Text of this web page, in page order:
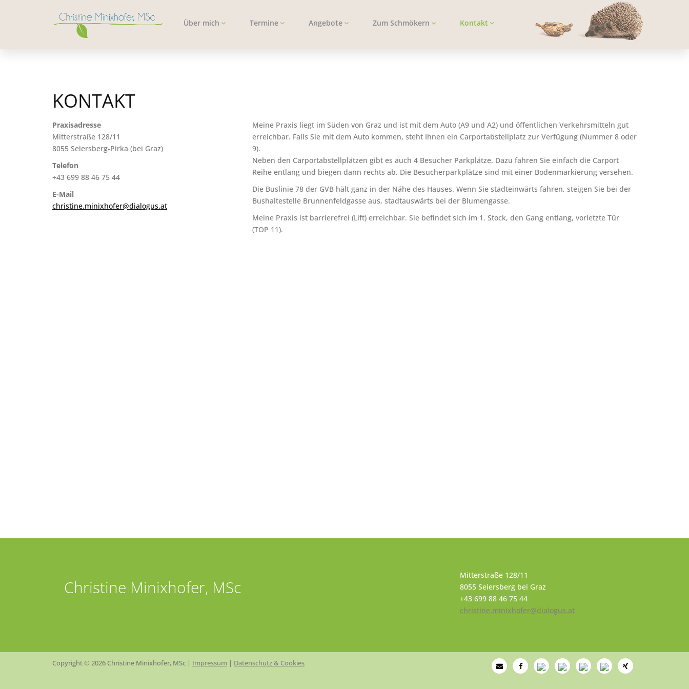
Über mich Termine Angebote Zum Schmökern Kontakt
KONTAKT
Praxisadresse
Mitterstraße 128/11
8055 Seiersberg-Pirka (bei Graz)
Telefon
+43 699 88 46 75 44
E-Mail
christine.minixhofer@dialogus.at
Meine Praxis liegt im Süden von Graz und ist mit dem Auto (A9 und A2) und öffentlichen Verkehrsmitteln gut
erreichbar. Falls Sie mit dem Auto kommen, steht Ihnen ein Carportabstellplatz zur Verfügung (Nummer 8 oder
9).
Neben den Carportabstellplätzen gibt es auch 4 Besucher Parkplätze. Dazu fahren Sie einfach die Carport
Reihe entlang und biegen dann rechts ab. Die Besucherparkplätze sind mit einer Bodenmarkierung versehen.
Die Buslinie 78 der GVB hält ganz in der Nähe des Hauses. Wenn Sie stadteinwärts fahren, steigen Sie bei der
Bushaltestelle Brunnenfeldgasse aus, stadtauswärts bei der Blumengasse.
Meine Praxis ist barrierefrei (Lift) erreichbar. Sie befindet sich im 1. Stock, den Gang entlang, vorletzte Tür
(TOP 11).
Christine Minixhofer, MSc
Mitterstraße 128/11
8055 Seiersberg bei Graz
+43 699 88 46 75 44
christine.minixhofer@dialogus.at
Copyright © 2026 Christine Minixhofer, MSc | Impressum | Datenschutz & Cookies